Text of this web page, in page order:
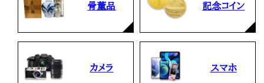
骨董品 記念コイン
カメラ スマホ